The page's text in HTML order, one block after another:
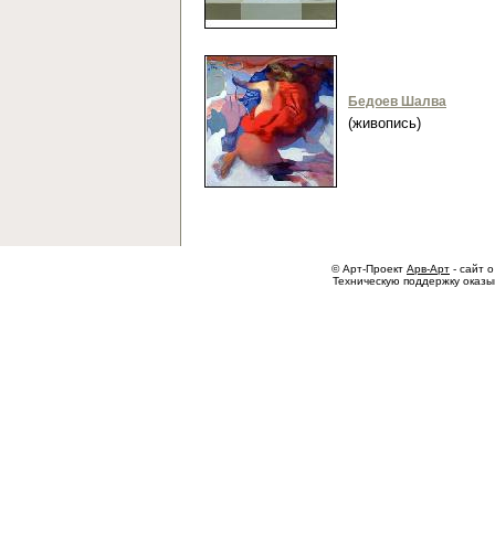
Бедоев Шалва
(живопись)
© Арт-Проект Арв-Арт - сайт
Техническую поддержку